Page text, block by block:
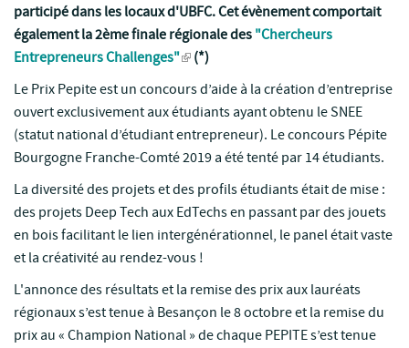
participé dans les locaux d'UBFC. Cet évènement comportait
également la 2ème finale régionale des "Chercheurs
Entrepreneurs Challenges"
(*)
Le Prix Pepite est un concours d’aide à la création d’entreprise
ouvert exclusivement aux étudiants ayant obtenu le SNEE
(statut national d’étudiant entrepreneur). Le concours Pépite
Bourgogne Franche-Comté 2019 a été tenté par 14 étudiants.
La diversité des projets et des profils étudiants était de mise :
des projets Deep Tech aux EdTechs en passant par des jouets
en bois facilitant le lien intergénérationnel, le panel était vaste
et la créativité au rendez-vous !
L'annonce des résultats et la remise des prix aux lauréats
régionaux s’est tenue à Besançon le 8 octobre et la remise du
prix au « Champion National » de chaque PEPITE s’est tenue